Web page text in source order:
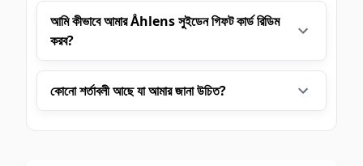
আমি কীভাবে আমার Åhlens সুইডেন গিফট কার্ড রিডিম
করব?
কোনো শর্তাবলী আছে যা আমার জানা উচিত?